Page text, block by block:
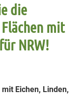
die
mit
NRW!
Eichen, Linden,